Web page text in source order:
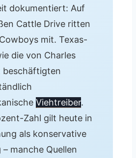
dokumentiert: Auf
Cattle Drive ritten
mit. Texas-
die von Charles
beschäftigten
Viehtreiber.
Zahl gilt heute in
als konservative
manche Quellen